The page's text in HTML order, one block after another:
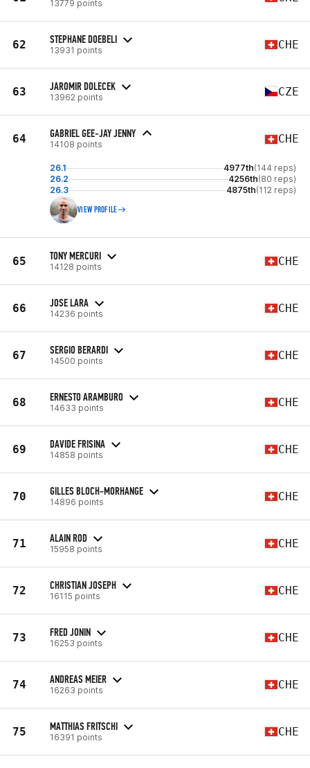
13779 points
62 STEPHANE DOEBELI
13931 points CHE
63 JAROMIR DOLECEK
13962 points CZE
64 GABRIEL GEE-JAY JENNY
14108 points CHE
26.1 4977th(144 reps)
26.2
4256th(80 reps)
26.3
4875th(112 reps)
VIEW PROFILE
65 TONY MERCURI
14128 points CHE
66 JOSE LARA
14236 points CHE
67 SERGIO BERARDI
14500 points CHE
68 ERNESTO ARAMBURO
14633 points CHE
69 DAVIDE FRISINA
14858 points CHE
70 GILLES BLOCH-MORHANGE
14896 points CHE
71 ALAIN ROD
15958 points CHE
72 CHRISTIAN JOSEPH
16115 points CHE
73 FRED JONIN
16253 points CHE
74 ANDREAS MEIER
16263 points CHE
75 MATTHIAS FRITSCHI
16391 points CHE